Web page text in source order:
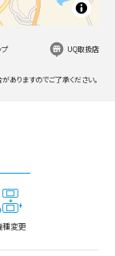
UQ取扱店
りますのでご了承ください。
種変更